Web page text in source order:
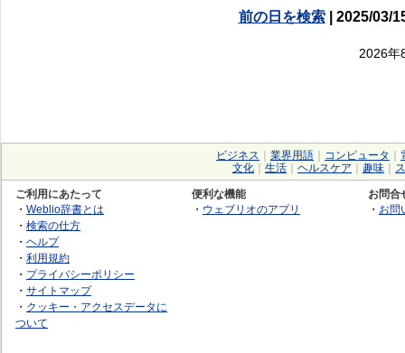
前の日を検索| 2025/03/
2026年
ビジネス 業界用語 コンピュータ
文化
生活 ヘルスケア 趣味
ご利用にあたって
・ Weblio辞書とは
・ 検索の仕方
・ ヘルプ
・ 利用規約
・ プライバシーポリシー
・ サイトマップ
・ クッキー・アクセスデータに
ついて
便利な機能
・ ウェブリオのアプリ
お問合
・ お問